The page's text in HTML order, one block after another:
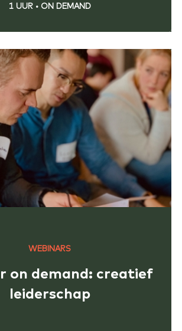
1 UUR • ON DEMAND
WEBINARS
on demand: creatief
leiderschap